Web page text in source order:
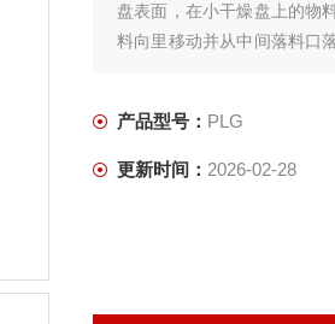
盘表面，在小干燥盘上的物
料向里移动并从中间落料口
产品型号： PLG
更新时间： 2026-02-28